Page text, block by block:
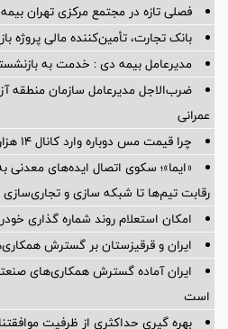
فصلی تازه در مجتمع مرکزی تهران
بانک تجارت، تأمین‌کننده مالی پروژه بازسازی
مدیرعامل بیمه دی : خدمت به
ضرب‌الاجل مدیرعامل سازمان منطقه
عمرانی
چرا قیمت مس دوباره وارد کانال ۱۴ هزار دلار شد
«ایما»؛ سکوی اتصال ایده‌های معدنی
رقابت تیم‌ها تا شبکه سازی و تجاری‌سازی
امکان استعلام روند شماره گذاری
ایران و قرقیزستان بر گسترش
ایران آماده گسترش همکاری‌های
است
بهره گیری حداکثری از ظرفیت